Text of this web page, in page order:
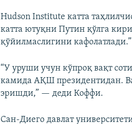
Hudson Institute катта
катта ютуқни Путин қўлга
қўйилмаслигини кафолатлади.”
“У уруши учун кўпроқ вақт
камида АҚШ президентидан.
эришди,” — деди Коффи.
Сан-Диего давлат